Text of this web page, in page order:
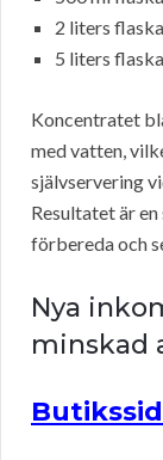
2 liters
5 liters
Koncentratet
med vatten,
självservering
Resultatet är
förbereda och
Nya
minskad